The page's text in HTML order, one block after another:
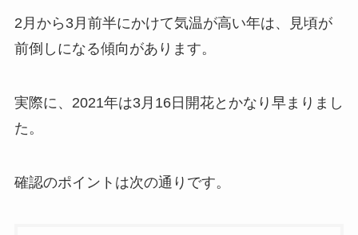
2月から3月前半にかけて気温が高い年は、見頃が
前倒しになる傾向があります。
実際に、2021年は3月16日開花とかなり早まりまし
た。
確認のポイントは次の通りです。